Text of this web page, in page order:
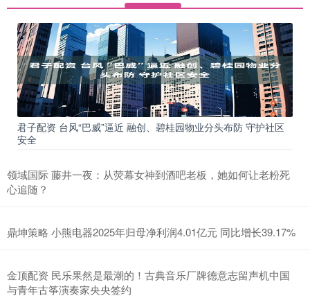
君子配资 台风“巴威”逼近 融创、碧桂园物业分头布防 守护社区
安全
领域国际 藤井一夜：从荧幕女神到酒吧老板，她如何让老粉死
心追随？
鼎坤策略 小熊电器2025年归母净利润4.01亿元 同比增长39.17%
金顶配资 民乐果然是最潮的！古典音乐厂牌德意志留声机中国
与青年古筝演奏家央央签约